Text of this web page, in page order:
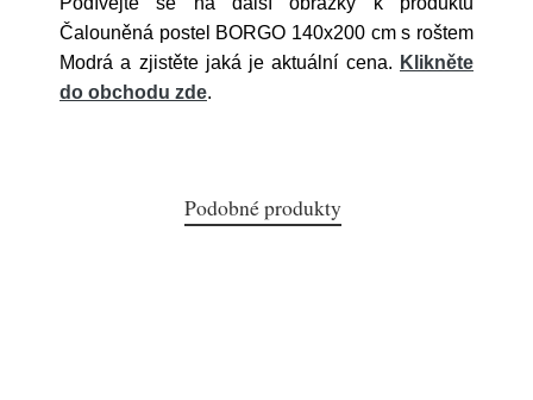
Čalouněná postel BORGO 140x200 cm s roštem
Modrá a zjistěte jaká je aktuální cena. Klikněte
do obchodu zde.
Podobné produkty